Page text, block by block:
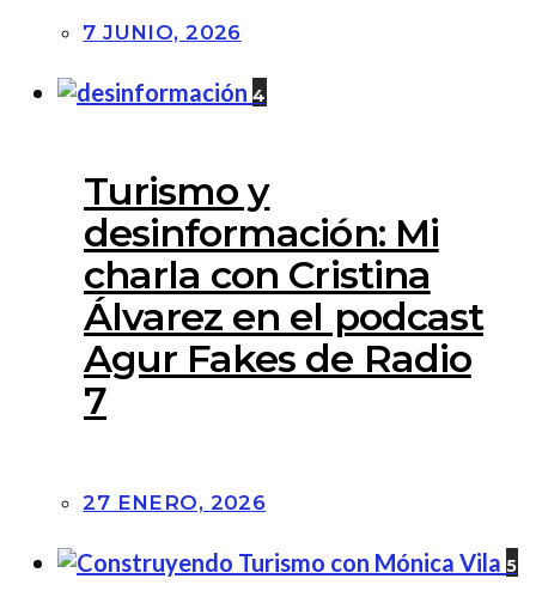
7 JUNIO, 2026
4
Turismo y
desinformación: Mi
charla con Cristina
Álvarez en el podcast
Agur Fakes de Radio
7
27 ENERO, 2026
5